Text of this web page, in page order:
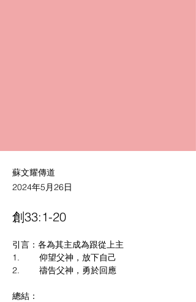
蘇文耀傳道
2024年5月26日
創33:1-20
引言：各為其主成為跟從上主
1.        仰望父神，放下自己
2.        禱告父神，勇於回應
總結：